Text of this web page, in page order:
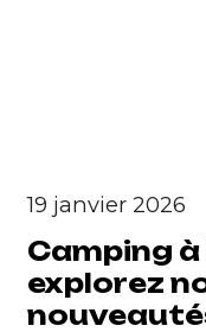
19 janvier 2026
Camping
explorez